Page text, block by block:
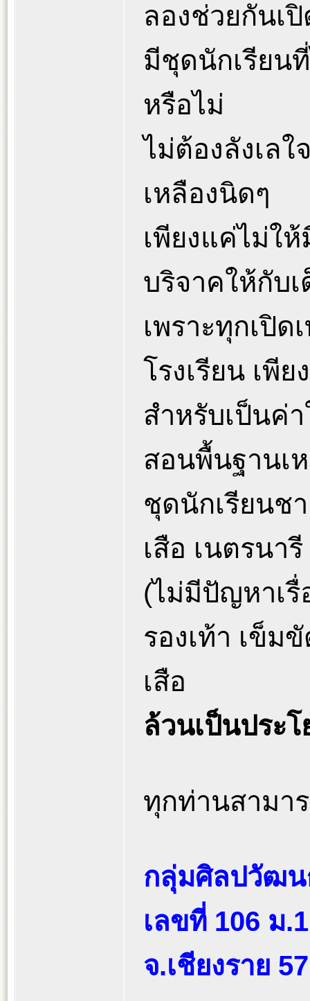
ลองช่วยกันเ
มีชุดนักเรียน
หรือไม่
ไม่ต้องลังเล
เหลืองนิดๆ
เพียงแค่ไม่ใ
บริจาคให้กับ
เพราะทุกเปิด
โรงเรียน เพี
สำหรับเป็นค่
สอนพื้นฐานเ
ชุดนักเรียนช
เสือ เนตรนารี
(ไม่มีปัญหาเรื่
รองเท้า เข็ม
เสือ
ล้วนเป็นประ
ทุกท่านสามา
กลุ่มศิลปวัฒน
เลขที่ 106 ม
จ.เชียงราย